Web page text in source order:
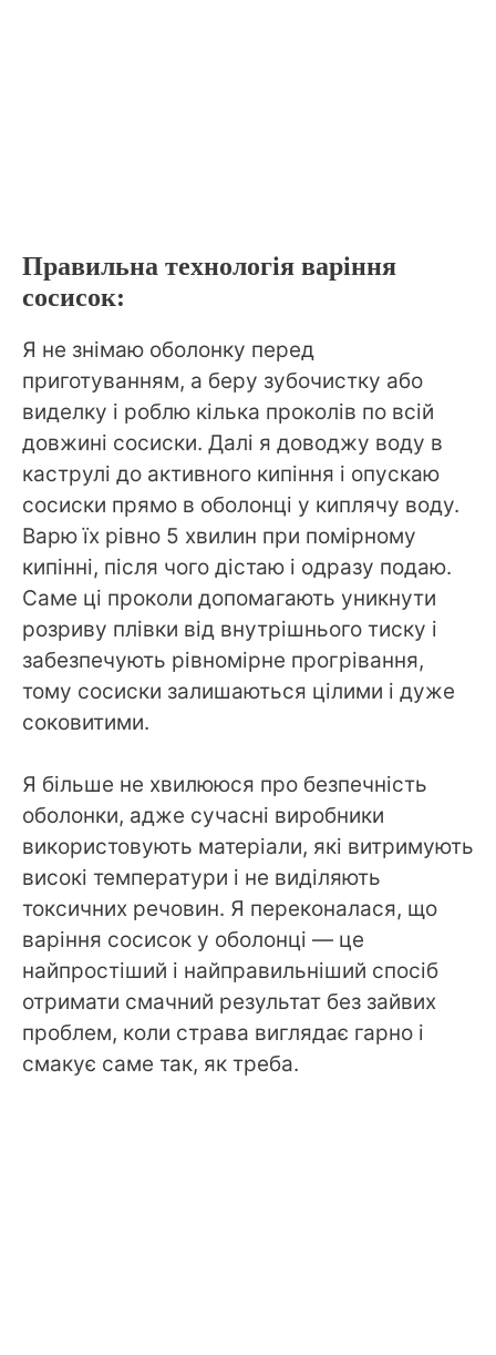
Правильна технологія варіння
сосисок:
Я не знімаю оболонку перед
приготуванням, а беру зубочистку або
виделку і роблю кілька проколів по всій
довжині сосиски. Далі я доводжу воду в
каструлі до активного кипіння і опускаю
сосиски прямо в оболонці у киплячу воду.
Варю їх рівно 5 хвилин при помірному
кипінні, після чого дістаю і одразу подаю.
Саме ці проколи допомагають уникнути
розриву плівки від внутрішнього тиску і
забезпечують рівномірне прогрівання,
тому сосиски залишаються цілими і дуже
соковитими.
Я більше не хвилююся про безпечність
оболонки, адже сучасні виробники
використовують матеріали, які витримують
високі температури і не виділяють
токсичних речовин. Я переконалася, що
варіння сосисок у оболонці — це
найпростіший і найправильніший спосіб
отримати смачний результат без зайвих
проблем, коли страва виглядає гарно і
смакує саме так, як треба.